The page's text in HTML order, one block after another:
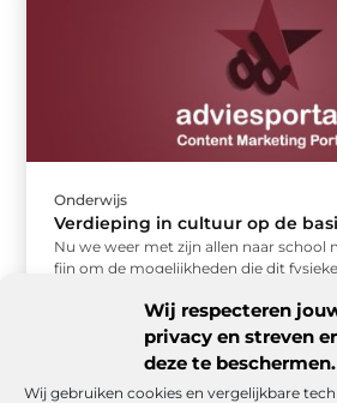
Wij respecteren
privacy en streven
deze te beschermen.
Wij gebruiken cookies en vergelijkbare
Onderwijs
Verdieping in cultuur op de
Nu we weer met zijn allen naar school
fijn om de mogelijkheden die dit fysieke